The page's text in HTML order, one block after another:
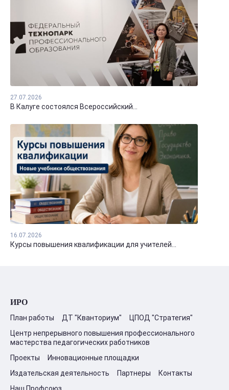
27.07.2026
В Калуге состоялся Всероссийский...
16.07.2026
Курсы повышения квалификации для учителей...
ИРО
План работы ДТ "Кванториум"
ЦПОД "Стратегия"
Центр непрерывного повышения профессионального
мастерства педагогических работников
Проекты
Инновационные площадки
Издательская деятельность
Партнеры
Контакты
Наш Профсоюз